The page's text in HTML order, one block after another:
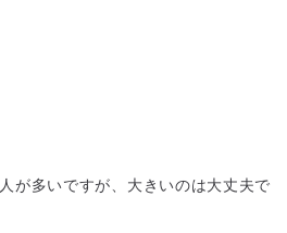
が多いですが、大きいのは大丈夫で